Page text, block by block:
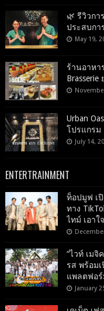
🌿 รีวิวกา
ประสบกา
May 19,
ร้านอาหา
Urban
โปรแกรม
July 14,
ENTERTRAINMENT
ท็อปมูฟ เ
ทาง
ไทม์ เอา
“ไวท์ เมจิ
รส พร้อม
แพลตฟอร์
January